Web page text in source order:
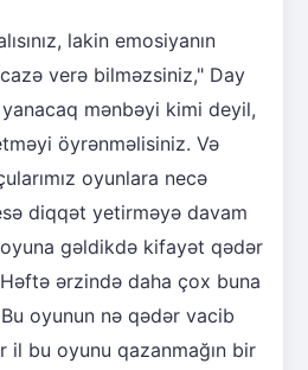
lakin emosiyanın
verə bilməzsiniz," Day
mənbəyi kimi deyil,
öyrənməlisiniz. Və
oyunlara necə
diqqət yetirməyə davam
gəldikdə kifayət qədər
ərzində daha çox buna
oyunun nə qədər vacib
il bu oyunu qazanmağın bir